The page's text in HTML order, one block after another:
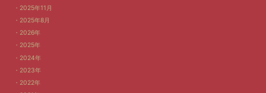
2025年11月
2025年8月
2026年
2025年
2024年
2023年
2022年